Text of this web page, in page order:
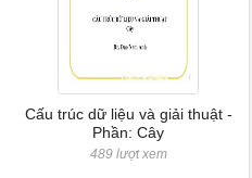
Cấu trúc dữ liệu và giải thuật -
Phần: Cây
489 lượt xem